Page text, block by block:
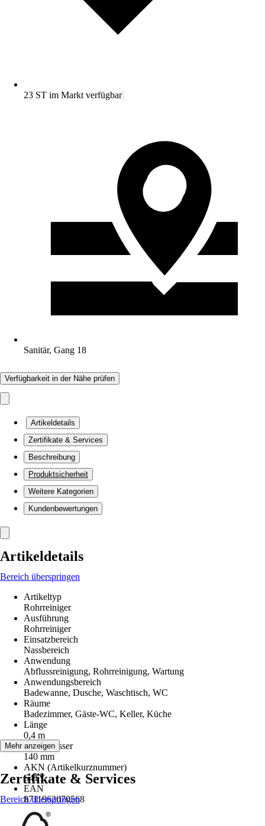
23 ST im Markt verfügbar
Sanitär, Gang 18
Verfügbarkeit in der Nähe prüfen
Artikeldetails
Zertifikate & Services
Beschreibung
Produktsicherheit
Weitere Kategorien
Kundenbewertungen
Artikeldetails
Bereich überspringen
Artikeltyp
Rohrreiniger
Ausführung
Rohrreiniger
Einsatzbereich
Nassbereich
Anwendung
Abflussreinigung, Rohrreinigung, Wartung
Anwendungsbereich
Badewanne, Dusche, Waschtisch, WC
Räume
Badezimmer, Gäste-WC, Keller, Küche
Länge
0,4 m
Durchmesser
140 mm
AKN (Artikelkurznummer)
S41Y
EAN
8711962070568
Mehr anzeigen
Zertifikate & Services
Bereich überspringen